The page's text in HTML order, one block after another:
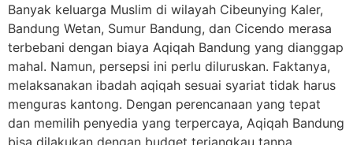
Banyak keluarga Muslim di wilayah Cibeunying Kaler,
Bandung Wetan, Sumur Bandung, dan Cicendo merasa
terbebani dengan biaya Aqiqah Bandung yang dianggap
mahal. Namun, persepsi ini perlu diluruskan. Faktanya,
melaksanakan ibadah aqiqah sesuai syariat tidak harus
menguras kantong. Dengan perencanaan yang tepat
dan memilih penyedia yang terpercaya, Aqiqah Bandung
bisa dilakukan dengan budget terjangkau tanpa